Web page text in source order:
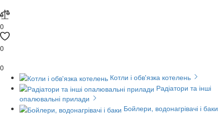
0
0
0
Котли і обв'язка котелень
Радіатори та інші
опалювальні прилади
Бойлери, водонагрівачі і баки